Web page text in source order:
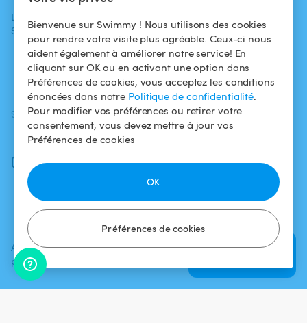
Bienvenue sur Swimmy ! Nous utilisons des cookies
pour rendre votre visite plus agréable. Ceux-ci nous
aident également à améliorer notre service! En
cliquant sur OK ou en activant une option dans
Préférences de cookies, vous acceptez les conditions
énoncées dans notre Politique de confidentialité.
Pour modifier vos préférences ou retirer votre
consentement, vous devez mettre à jour vos
Préférences de cookies
Préférences de cookies
OK
Ajoutez une date et un créneau
pour voir le prix
Vérifier la
L'aventure
Swimmy
Louer ma piscine
Comment ça
marche ?
confidentialité
Mentions légales
SUIVEZ-NOUS
Facebook
Instagram
TÉLÉCHARGEZ L'APP